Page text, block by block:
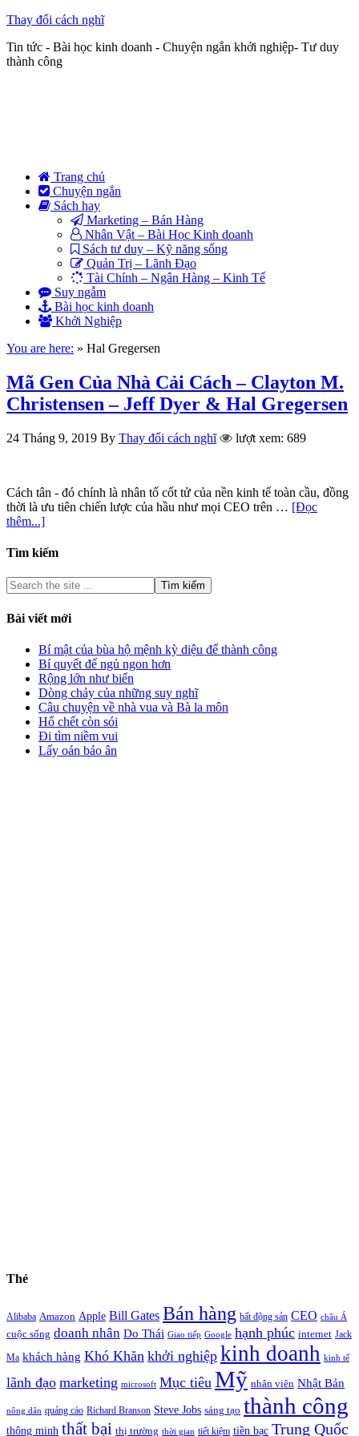
Thay đổi cách nghĩ
Tin tức - Bài học kinh doanh - Chuyện ngắn khởi nghiệp- Tư duy
thành công
Trang chủ
Chuyện ngắn
Sách hay
Marketing – Bán Hàng
Nhân Vật – Bài Học Kinh doanh
Sách tư duy – Kỹ năng sống
Quản Trị – Lãnh Đạo
Tài Chính – Ngân Hàng – Kinh Tế
Suy ngẫm
Bài học kinh doanh
Khởi Nghiệp
You are here: » Hal Gregersen
Mã Gen Của Nhà Cải Cách – Clayton M.
Christensen – Jeff Dyer & Hal Gregersen
24 Tháng 9, 2019 By Thay đổi cách nghĩ lượt xem: 689
Cách tân - đó chính là nhân tố cốt tử của nền kinh tế toàn cầu, đồng
thời là ưu tiên chiến lược của hầu như mọi CEO trên … [Đọc
thêm...]
Tìm kiếm
Bài viết mới
Bí mật của bùa hộ mệnh kỳ diệu để thành công
Bí quyết để ngủ ngon hơn
Rộng lớn như biển
Dòng chảy của những suy nghĩ
Câu chuyện về nhà vua và Bà la môn
Hổ chết còn sói
Đi tìm niềm vui
Lấy oán báo ân
Thẻ
Alibaba Amazon Apple Bill Gates Bán hàng bất động sản CEO châu Á
cuộc sống doanh nhân Do Thái Giao tiếp Google hạnh phúc internet Jack
Ma khách hàng Khó Khăn khởi nghiệp kinh doanh kinh tế
lãnh đạo marketing microsoft Mục tiêu Mỹ nhân viên Nhật Bản
nông dân quảng cáo Richard Branson Steve Jobs sáng tạo thành công
thông minh thất bại thị trường thời gian tiết kiệm tiền bạc Trung Quốc